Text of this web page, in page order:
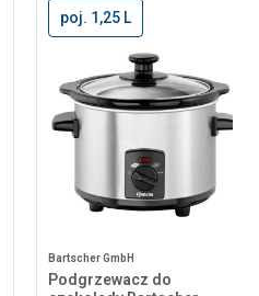
poj. 1,25 L
Bartscher GmbH
Podgrzewacz do